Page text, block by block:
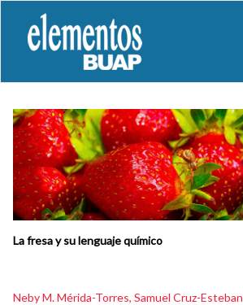
La fresa y su lenguaje químico
Neby M. Mérida-Torres, Samuel Cruz-Esteban